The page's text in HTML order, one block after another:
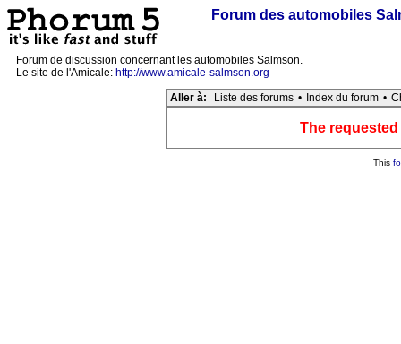
Forum des automobiles
Forum de discussion concernant les automobiles Salmson.
Le site de l'Amicale: http://www.amicale-salmson.org
Aller à:
Liste des forums • Index du forum •
The
This